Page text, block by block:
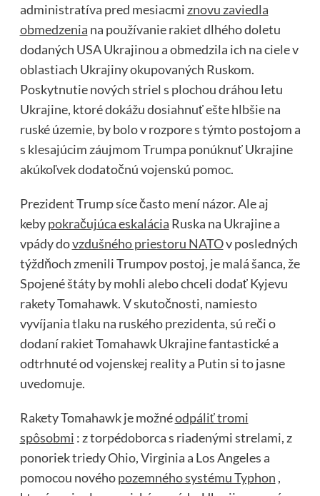
administratíva pred mesiacmi znovu zaviedla
obmedzenia na používanie rakiet dlhého doletu
dodaných USA Ukrajinou a obmedzila ich na ciele v
oblastiach Ukrajiny okupovaných Ruskom.
Poskytnutie nových striel s plochou dráhou letu
Ukrajine, ktoré dokážu dosiahnuť ešte hlbšie na
ruské územie, by bolo v rozpore s týmto postojom a
s klesajúcim záujmom Trumpa ponúknuť Ukrajine
akúkoľvek dodatočnú vojenskú pomoc.
Prezident Trump síce často mení názor. Ale aj
kebypokračujúca eskalácia Ruska na Ukrajine a
vpády dovzdušného priestoru NATOv posledných
týždňoch zmenili Trumpov postoj, je malá šanca, že
Spojené štáty by mohli alebo chceli dodať Kyjevu
rakety Tomahawk. V skutočnosti, namiesto
vyvíjania tlaku na ruského prezidenta, sú reči o
dodaní rakiet Tomahawk Ukrajine fantastické a
odtrhnuté od vojenskej reality a Putin si to jasne
uvedomuje.
Rakety Tomahawk je možnéodpáliť tromi
spôsobmi : z torpédoborca ​​s riadenými strelami, z
ponoriek triedy Ohio, Virginia a Los Angeles a
pomocou novéhopozemného systému Typhon ,